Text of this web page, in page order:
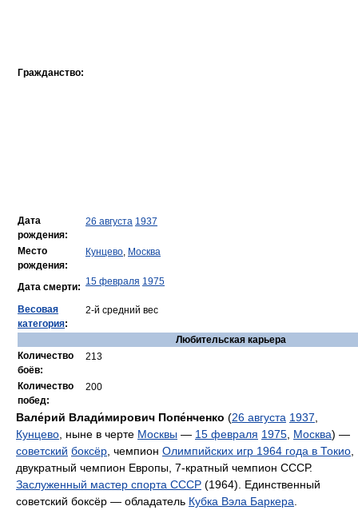
Гражданство:
Дата
рождения:
26 августа 1937
Место
рождения:
Кунцево, Москва
Дата смерти: 15 февраля 1975
Весовая
категория:
2-й средний вес
Любительская карьера
Количество
боёв:
213
Количество
побед:
200
Вале́рий Влади́мирович Попе́нченко (26 августа 1937
Кунцево , ныне в черте Москвы — 15 февраля 1975 Москва) —
советский боксёр , чемпион Олимпийских игр 1964 года в Токио
двукратный чемпион Европы, 7-кратный чемпион СССР.
Заслуженный мастер спорта СССР (1964). Единственный
советский боксёр — обладатель Кубка Вэла Баркера